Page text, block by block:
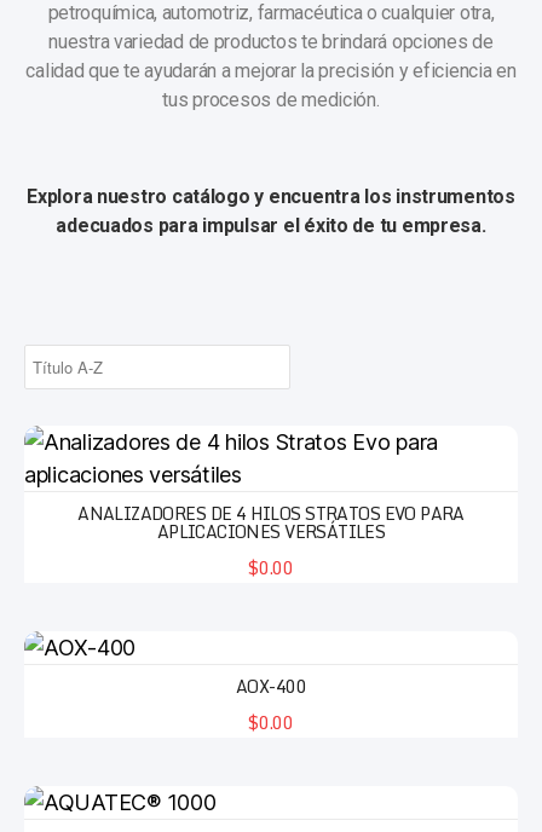
petroquímica, automotriz, farmacéutica o cualquier otra,
nuestra variedad de productos te brindará opciones de
calidad que te ayudarán a mejorar la precisión y eficiencia en
tus procesos de medición.
Explora nuestro catálogo y encuentra los instrumentos
adecuados para impulsar el éxito de tu empresa.
ANALIZADORES DE 4 HILOS STRATOS EVO PARA
APLICACIONES VERSÁTILES
$0.00
AOX-400
$0.00